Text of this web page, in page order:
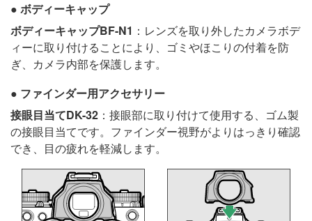
ボディーキャップ
ボディーキャップBF-N1 ：レンズを取り外したカメラボデ
ィーに取り付けることにより、ゴミやほこりの付着を防
ぎ、カメラ内部を保護します。
ファインダー用アクセサリー
接眼目当てDK-32 ：接眼部に取り付けて使用する、ゴム製
の接眼目当てです。ファインダー視野がよりはっきり確認
でき、目の疲れを軽減します。